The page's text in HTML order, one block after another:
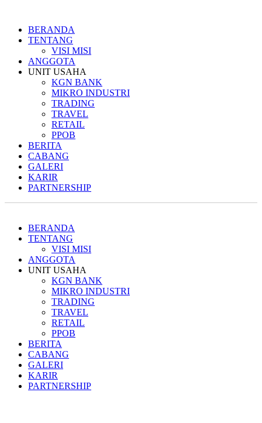
BERANDA
TENTANG
VISI MISI
ANGGOTA
UNIT USAHA
KGN BANK
MIKRO INDUSTRI
TRADING
TRAVEL
RETAIL
PPOB
BERITA
CABANG
GALERI
KARIR
PARTNERSHIP
BERANDA
TENTANG
VISI MISI
ANGGOTA
UNIT USAHA
KGN BANK
MIKRO INDUSTRI
TRADING
TRAVEL
RETAIL
PPOB
BERITA
CABANG
GALERI
KARIR
PARTNERSHIP